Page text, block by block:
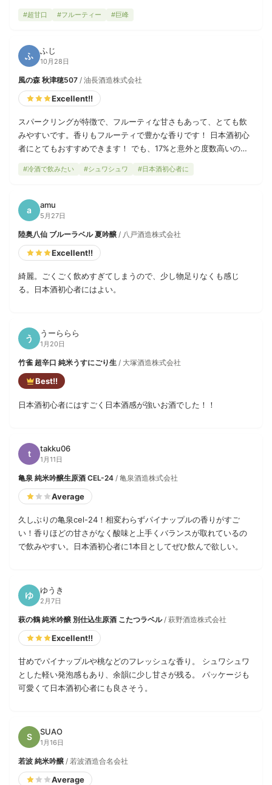
く巨峰とか柿の甘さに近い気がします。酸味はそんなに強くない
ら、酸味のない桃や柿といったフルーツがいいかも。しょっぱさ
を求めるならチーズとクラッカーとか合いそう。
#超甘口 #フルーティー #巨峰
ふ ふじ
10月28日
風の森 秋津穂507 / 油長酒造株式会社
Excellent!!
スパークリングが特徴で、フルーティな甘さもあって、とても飲
みやすいです。香りもフルーティで豊かな香りです！ 日本酒初心
者にとてもおすすめできます！ でも、17%と意外と度数高いので
#冷酒で飲みたい #シュワシュワ #日本酒初心者に
a amu
5月27日
陸奥八仙 ブルーラベル 夏吟醸 / 八戸酒造株式会社
Excellent!!
綺麗。ごくごく飲めすぎてしまうので、少し物足りなくも感じ
る。日本酒初心者にはよい。
う うーららら
1月20日
竹雀 超辛口 純米うすにごり生 / 大塚酒造株式会社
Best!!
日本酒初心者にはすごく日本酒感が強いお酒でした！！
t takku06
1月11日
亀泉 純米吟醸生原酒 CEL-24 / 亀泉酒造株式会社
Average
久しぶりの亀泉cel-24！相変わらずパイナップルの香りがすご
い！香りほどの甘さがなく酸味と上手くバランスが取れているの
で飲みやすい。日本酒初心者に1本目としてぜひ飲んで欲しい。
ゆ ゆうき
2月7日
萩の鶴 純米吟醸 別仕込生原酒 こたつラベル / 萩野酒造株式会社
Excellent!!
甘めでパイナップルや桃などのフレッシュな香り。 シュワシュワ
とした軽い発泡感もあり、余韻に少し甘さが残る。 パッケージも
可愛くて日本酒初心者にも良さそう。
S SUAO
1月16日
若波 純米吟醸 / 若波酒造合名会社
Average